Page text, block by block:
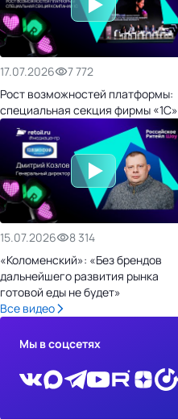
17.07.2026
7 772
Рост возможностей платформы:
специальная секция фирмы «1С»
15.07.2026
8 314
«Коломенский»: «Без брендов
дальнейшего развития рынка
готовой еды не будет»
Все видео
Мы в соцсетях